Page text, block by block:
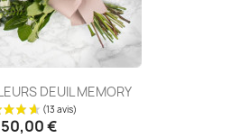
DEUIL MEMORY
50,00 €